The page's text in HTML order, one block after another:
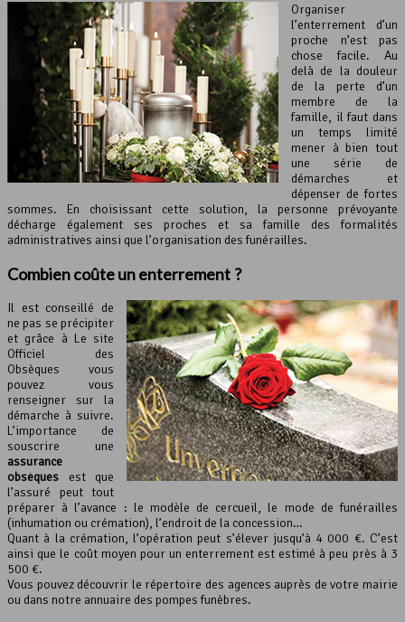
Organiser
l’enterrement d’un
proche n’est pas
chose facile. Au
delà de la douleur
de la perte d’un
membre de la
famille, il faut dans
un temps limité
mener à bien tout
une série de
démarches et
dépenser de fortes
sommes. En choisissant cette solution, la personne prévoyante
décharge également ses proches et sa famille des formalités
administratives ainsi que l’organisation des funérailles.
Combien coûteun enterrement ?
Il est conseillé de
ne pas se précipiter
et grâce à Le site
Officiel des
Obsèques vous
pouvez vous
renseigner sur la
démarche à suivre.
L’importance de
souscrire une
assurance
obsèques est que
l’assuré peut tout
préparer à l’avance : le modèle de cercueil, le mode de funérailles
(inhumation ou crémation), l’endroit de la concession…
Quant à la crémation, l’opération peut s’élever jusqu’à 4 000 €. C’est
ainsi que le coût moyen pour un enterrement est estimé à peu près à 3
500 €.
Vous pouvez découvrir le répertoire des agences auprès de votre mairie
ou dans notre annuaire des pompes funèbres.